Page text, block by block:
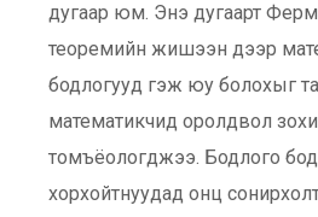
дугаар юм. Энэ дугаарт
теоремийн жишээн дээр
бодлогууд гэж юу болохыг
математикчид оролдвол
томъёологджээ. Бодлого
хорхойтнуудад онц